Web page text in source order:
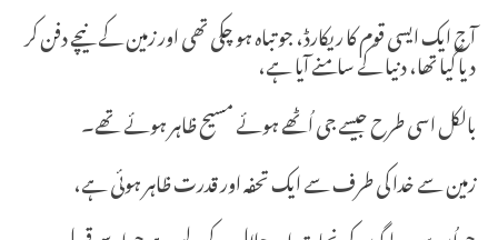
آج ایک ایسی قوم کا ریکارڈ، جو تباہ ہو چکی تھی اور زمین کے نیچے دفن کر
دیا گیا تھا، دنیا کے سامنے آیا ہے،
بالکل اسی طرح جیسے جی اُٹھے ہوئے مسیح ظاہر ہوئے تھے۔
زمین سے خدا کی طرف سے ایک تحفہ اور قدرت ظاہر ہوئی ہے،